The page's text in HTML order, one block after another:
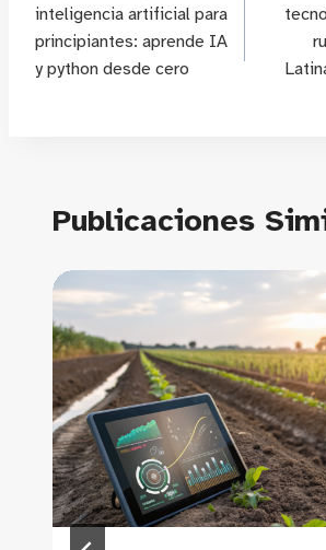
entradas
inteligencia artificial para
principiantes: aprende IA
y python desde cero
Publicaciones